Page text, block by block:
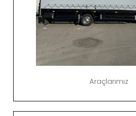
Araçlarımız